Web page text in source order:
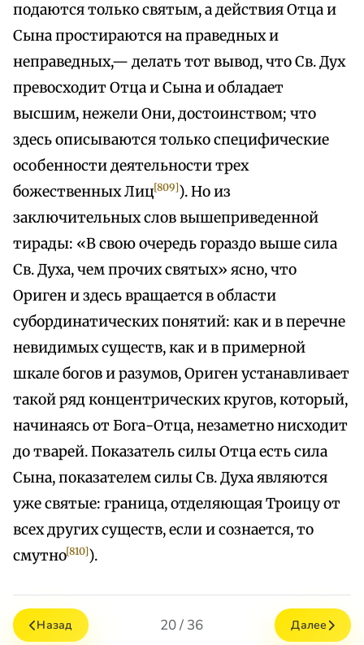
подаются только святым, а действия Отца и
Сына простираются на праведных и
неправедных,— делать тот вывод, что Св. Дух
превосходит Отца и Сына и обладает
высшим, нежели Они, достоинством; что
здесь описываются только специфические
особенности деятельности трех
божественных Лиц[809]). Но из
заключительных слов вышеприведенной
тирады: «В свою очередь гораздо выше сила
Св. Духа, чем прочих святых» ясно, что
Ориген и здесь вращается в области
субординатических понятий: как и в перечне
невидимых существ, как и в примерной
шкале богов и разумов, Ориген устанавливает
такой ряд концентрических кругов, который,
начинаясь от Бога-Отца, незаметно нисходит
до тварей. Показатель силы Отца есть сила
Сына, показателем силы Св. Духа являются
уже святые: граница, отделяющая Троицу от
всех других существ, если и сознается, то
смутно[810]).
Назад 20 / 36 Далее